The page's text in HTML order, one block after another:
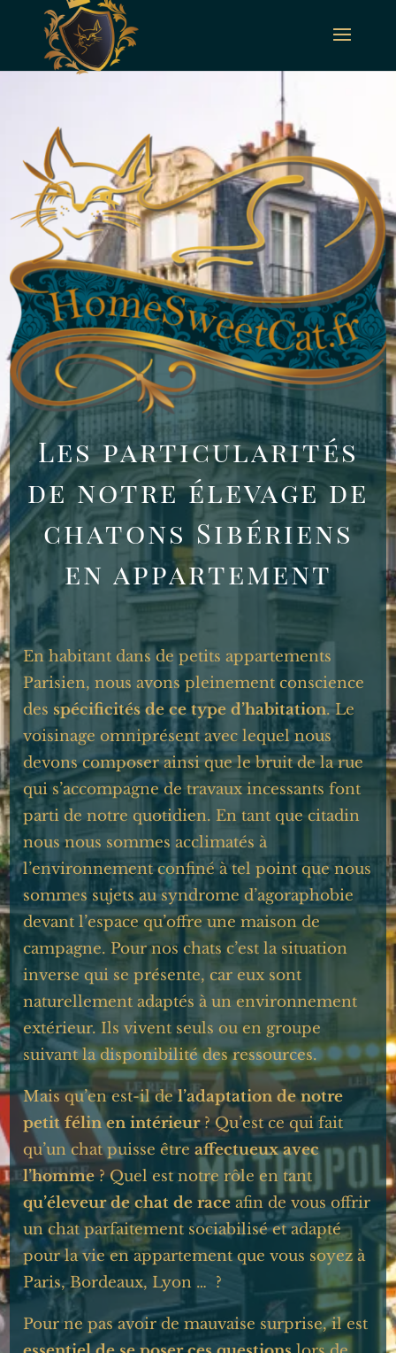
Les particularités
de notre élevage de
chatons Sibériens
en appartement
En habitant dans de petits appartements
Parisien, nous avons pleinement conscience
des spécificités de ce type d’habitation. Le
voisinage omniprésent avec lequel nous
devons composer ainsi que le bruit de la rue
qui s’accompagne de travaux incessants font
parti de notre quotidien. En tant que citadin
nous nous sommes acclimatés à
l’environnement confiné à tel point que nous
sommes sujets au syndrome d’agoraphobie
devant l’espace qu’offre une maison de
campagne. Pour nos chats c’est la situation
inverse qui se présente, car eux sont
naturellement adaptés à un environnement
extérieur. Ils vivent seuls ou en groupe
suivant la disponibilité des ressources.
Mais qu’en est-il del’adaptation de notre
petit félin en intérieur? Qu’est ce qui fait
qu’un chat puisse êtreaffectueux avec
l’homme? Quel est notre rôle en tant
qu’éleveur de chat de raceafin de vous offrir
un chat parfaitement sociabilisé et adapté
pour la vie en appartement que vous soyez à
Paris, Bordeaux, Lyon … ?
Pour ne pas avoir de mauvaise surprise, il est
Panneau de gestion des cookies